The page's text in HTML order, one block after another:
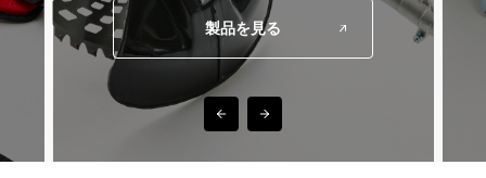
製品を見る